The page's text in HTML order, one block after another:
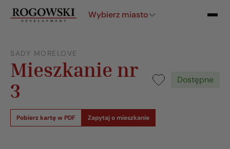
Wybierz miasto
SADY MORELOVE
Mieszkanie nr
3
Dostępne
Pobierz kartę w PDF Zapytaj o mieszkanie